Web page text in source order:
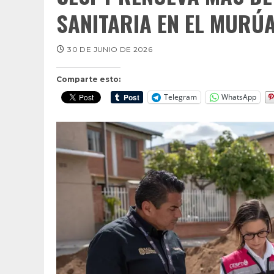
SANITARIA EN EL
Comparte esto:
Telegram WhatsApp
30 DE JUNIO DE 2026